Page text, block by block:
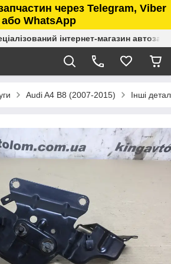
через Telegram, Viber
або WhatsApp
інтернет-магазин
Audi A4 B8 (2007-2015) Інші